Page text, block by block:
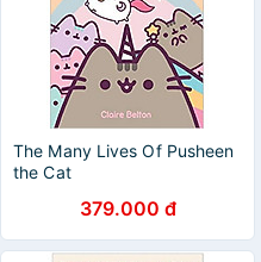
The Many Lives Of Pusheen
the Cat
379.000 đ